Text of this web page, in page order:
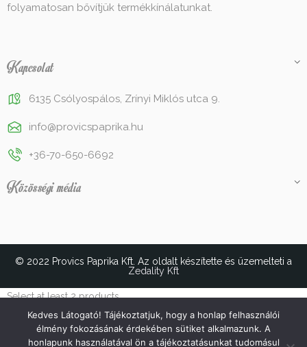
folyamatosan bővítjük termékkínálatunkat.
Kapcsolat
6135 Csólyospálos, Zrínyi Miklós utca 9.
info@provicspaprika.hu
+36-70-650-6692
Közösségi média
© 2022 Provics Paprika Kft. Az oldalt készítette és üzemelteti a
Zedality Kft
Select at least 2 products
to compare
Kedves Látogató! Tájékoztatjuk, hogy a honlap felhasználói
élmény fokozásának érdekében sütiket alkalmazunk. A
honlapunk használatával ön a tájékoztatásunkat tudomásul